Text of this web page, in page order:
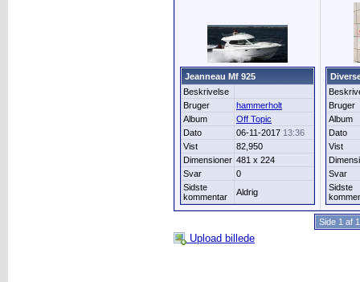
Jeanneau Mf 925
Beskrivelse
Bruger
hammerholt
Album
Off Topic
Dato
06-11-2017 13:36
Vist
82,950
Dimensioner 481 x 224
Svar
0
Sidste
kommentar
Aldrig
Bruger
Album
Dato
Vist
Svar
Sidste
Side 1 af
Upload billede